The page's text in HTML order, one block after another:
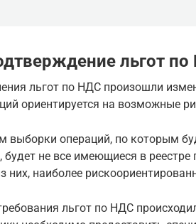
льгот
льгот по НДС произошли
ориентируется на возможные
выборки операций, по которым
не все имеющиеся в
них, наиболее
льгот по НДС